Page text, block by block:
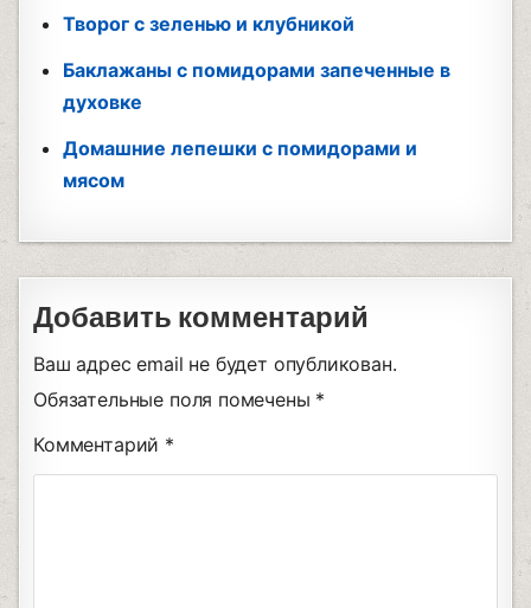
Творог с зеленью и клубникой
Баклажаны с помидорами запеченные в
духовке
Домашние лепешки с помидорами и
мясом
Добавить комментарий
Ваш адрес email не будет опубликован.
Обязательные поля помечены *
Комментарий *